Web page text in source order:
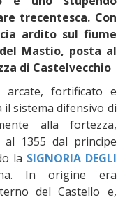
trecentesca. Con
ardito sul fiume
Mastio, posta al
di Castelvecchio
fortificato e
sistema difensivo di
alla fortezza,
1355 dal principe
la SIGNORIA DEGLI
In origine era
del Castello e,